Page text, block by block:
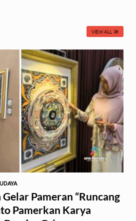
VIEW ALL
Pameran “Runcang
Pamerkan Karya